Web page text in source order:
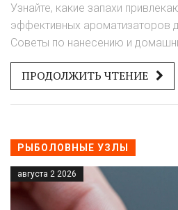
Узнайте, какие запахи
эффективных ароматизаторов
Советы по нанесению и
ПРОДОЛЖИТЬ ЧТЕНИЕ
РЫБОЛОВНЫЕ УЗЛЫ
августа 2 2026